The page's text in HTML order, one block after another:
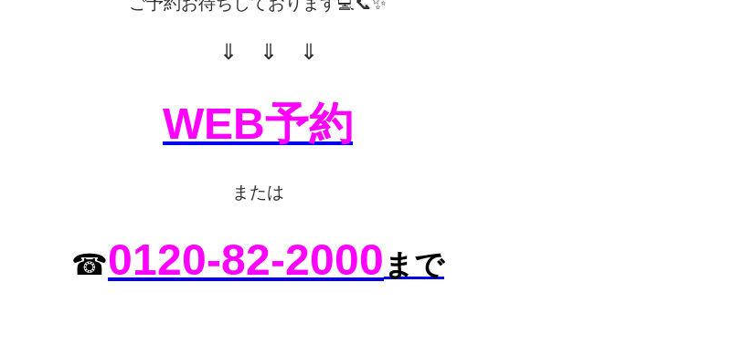
⇓ ⇓ ⇓
WEB予約
または
☎0120-82-2000 まで